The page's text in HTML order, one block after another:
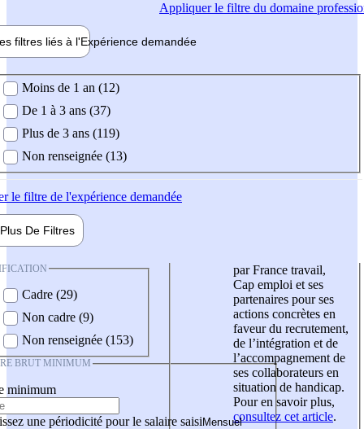
Appliquerle filtre du domaine
filtres liés à l'Expérience demandée
demandée
Moins de 1 an (12)
De 1 à 3 ans (37)
Plus de 3 ans (119)
Non renseignée (13)
le filtre de l'expérience demandée
Plus De Filtres
Cadre (29)
Non cadre (9)
Non renseignée (153)
BRUT MINIMUM
minimum
une périodicité pour le salaire saisi
par France travail,
Cap emploi et ses
partenaires pour ses
actions concrètes en
faveur du recrutement,
de l’intégration et de
l’accompagnement de
ses collaborateurs en
situation de handicap.
Pour en savoir plus,
consultez cet article.